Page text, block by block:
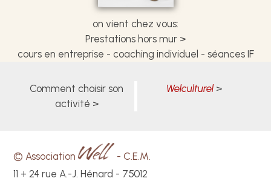
on vient chez vous:
Prestations hors mur >
cours en entreprise - coaching individuel - séances IF
Comment choisir son
activité
Welculturel
© Association
- C.E.M.
11 + 24 rue A.-J. Hénard - 75012